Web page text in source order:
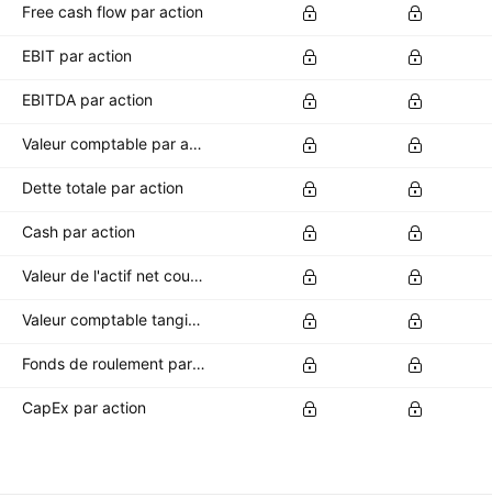
Free cash flow par action
EBIT par action
EBITDA par action
Valeur comptable par action
Dette totale par action
Cash par action
Valeur de l'actif net courant par action
Valeur comptable tangible par action
Fonds de roulement par action
CapEx par action